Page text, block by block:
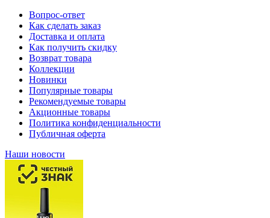
Вопрос-ответ
Как сделать заказ
Доставка и оплата
Как получить скидку
Возврат товара
Коллекции
Новинки
Популярные товары
Рекомендуемые товары
Акционные товары
Политика конфиденциальности
Публичная оферта
Наши новости